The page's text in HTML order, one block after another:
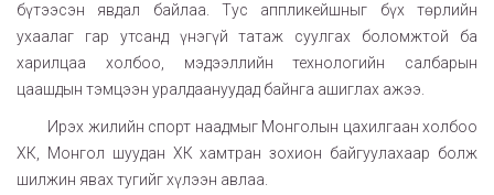
бүтээсэн явдал байлаа. Тус аппликейшныг бүх төрлийн
ухаалаг гар утсанд үнэгүй татаж суулгах боломжтой ба
харилцаа холбоо, мэдээллийн технологийн салбарын
цаашдын тэмцээн уралдаануудад байнга ашиглах ажээ.
Ирэх жилийн спорт наадмыг Монголын цахилгаан холбоо
ХК, Монгол шуудан ХК хамтран зохион байгуулахаар болж
шилжин явах тугийг хүлээн авлаа.